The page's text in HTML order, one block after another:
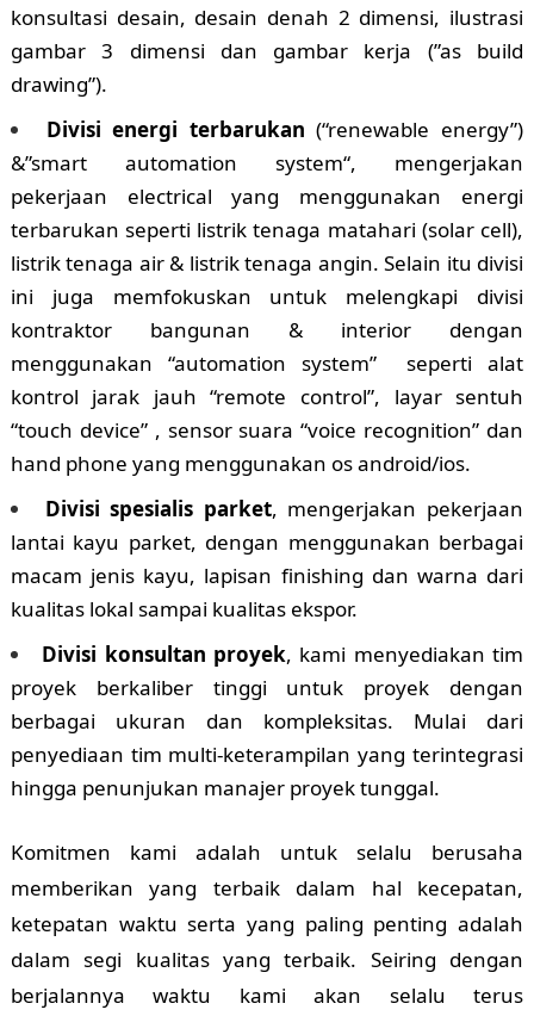
konsultasi desain, desain denah 2 dimensi, ilustrasi
gambar 3 dimensi dan gambar kerja (”as build
drawing”).
Divisi energi terbarukan (“renewable energy”)
&”smart automation system“, mengerjakan
pekerjaan electrical yang menggunakan energi
terbarukan seperti listrik tenaga matahari (solar cell),
listrik tenaga air & listrik tenaga angin. Selain itu divisi
ini juga memfokuskan untuk melengkapi divisi
kontraktor bangunan & interior dengan
menggunakan “automation system” seperti alat
kontrol jarak jauh “remote control”, layar sentuh
“touch device” , sensor suara “voice recognition” dan
hand phone yang menggunakan os android/ios.
Divisi spesialis parket, mengerjakan pekerjaan
lantai kayu parket, dengan menggunakan berbagai
macam jenis kayu, lapisan finishing dan warna dari
kualitas lokal sampai kualitas ekspor.
Divisi konsultan proyek, kami menyediakan tim
proyek berkaliber tinggi untuk proyek dengan
berbagai ukuran dan kompleksitas. Mulai dari
penyediaan tim multi-keterampilan yang terintegrasi
hingga penunjukan manajer proyek tunggal.
Komitmen kami adalah untuk selalu berusaha
memberikan yang terbaik dalam hal kecepatan,
ketepatan waktu serta yang paling penting adalah
dalam segi kualitas yang terbaik. Seiring dengan
berjalannya waktu kami akan selalu terus